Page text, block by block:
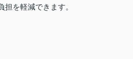
を軽減できます。